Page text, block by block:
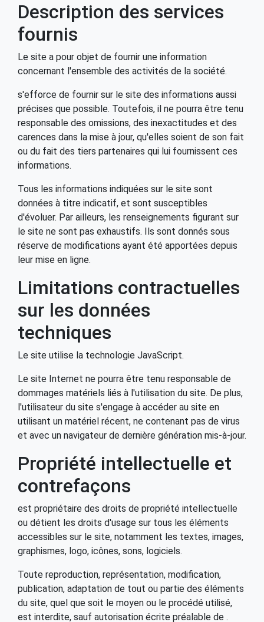
Description des services
fournis
Le site a pour objet de fournir une information
concernant l'ensemble des activités de la société.
s'efforce de fournir sur le site des informations aussi
précises que possible. Toutefois, il ne pourra être tenu
responsable des omissions, des inexactitudes et des
carences dans la mise à jour, qu'elles soient de son fait
ou du fait des tiers partenaires qui lui fournissent ces
informations.
Tous les informations indiquées sur le site sont
données à titre indicatif, et sont susceptibles
d'évoluer. Par ailleurs, les renseignements figurant sur
le site ne sont pas exhaustifs. Ils sont donnés sous
réserve de modifications ayant été apportées depuis
leur mise en ligne.
Limitations contractuelles
sur les données
techniques
Le site utilise la technologie JavaScript.
Le site Internet ne pourra être tenu responsable de
dommages matériels liés à l'utilisation du site. De plus,
l'utilisateur du site s'engage à accéder au site en
utilisant un matériel récent, ne contenant pas de virus
et avec un navigateur de dernière génération mis-à-jour.
Propriété intellectuelle et
contrefaçons
est propriétaire des droits de propriété intellectuelle
ou détient les droits d'usage sur tous les éléments
accessibles sur le site, notamment les textes, images,
graphismes, logo, icônes, sons, logiciels.
Toute reproduction, représentation, modification,
publication, adaptation de tout ou partie des éléments
du site, quel que soit le moyen ou le procédé utilisé,
est interdite, sauf autorisation écrite préalable de .